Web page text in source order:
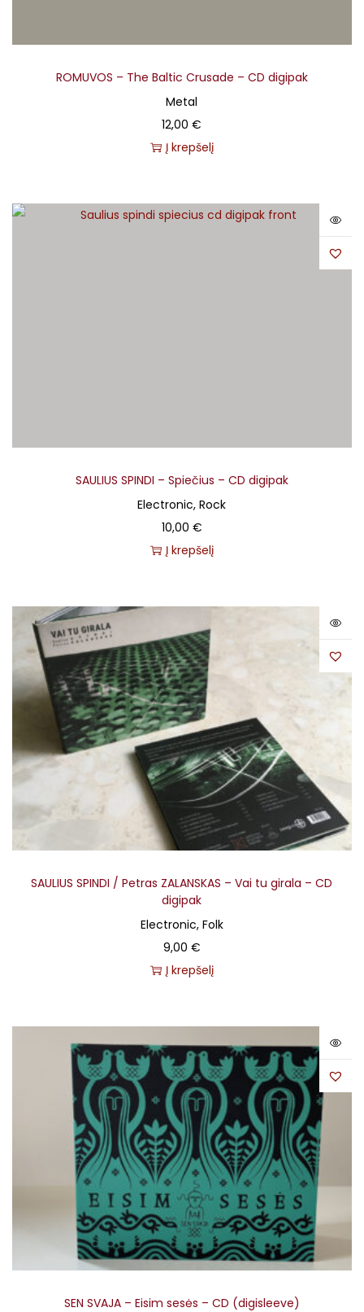
ROMUVOS – The Baltic Crusade – CD digipak
Metal
12,00€
Į krepšelį
SAULIUS SPINDI – Spiečius – CD digipak
Electronic, Rock
10,00 €
Į krepšelį
SAULIUS SPINDI / Petras ZALANSKAS – Vai tu girala – CD
digipak
Electronic, Folk
9,00 €
Į krepšelį
SEN SVAJA – Eisim sesės – CD (digisleeve)